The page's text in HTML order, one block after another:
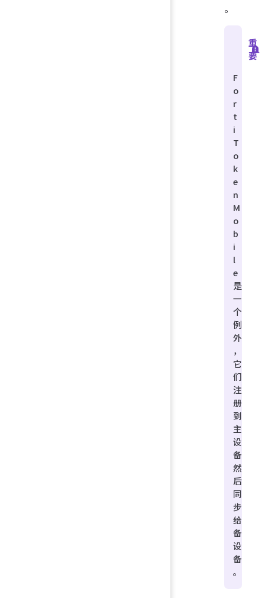
。
重
要
F
o
r
t
i
T
o
k
e
n
M
o
b
i
l
e
是
一
个
例
外
，
它
们
注
册
到
主
设
备
然
后
同
步
给
备
设
备
。